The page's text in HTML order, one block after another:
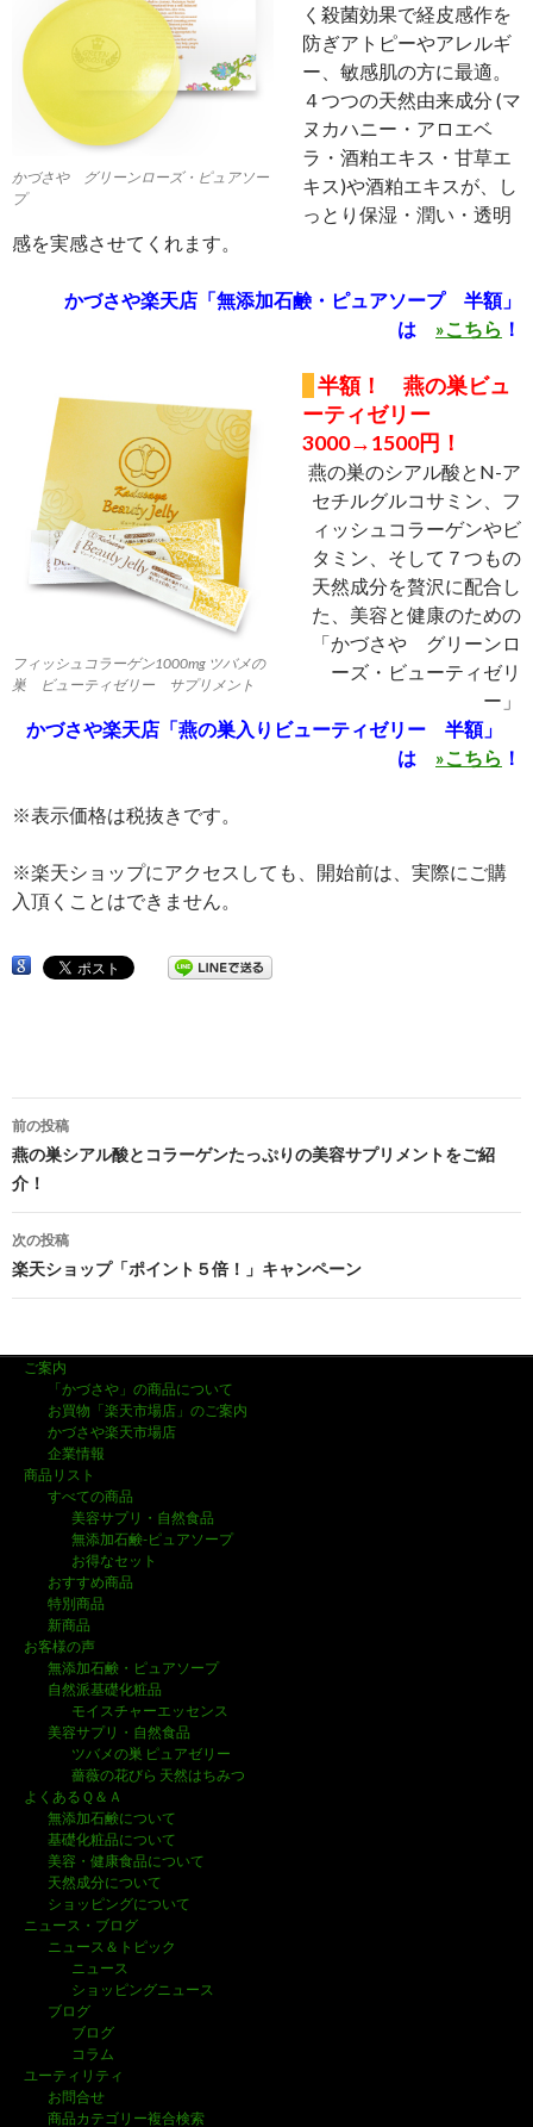
かづさや グリーンローズ・ピュアソー
プ
く殺菌効果で経皮感作を
防ぎアトピーやアレルギ
ー、敏感肌の方に最適。
４つつの天然由来成分 (マ
ヌカハニー・アロエベ
ラ・酒粕エキス・甘草エ
キス)や酒粕エキスが、し
っとり保湿・潤い・透明
感を実感させてくれます。
かづさや楽天店「無添加石鹸・ピュアソープ 半額」
は »こちら ！
フィッシュコラーゲン1000mg ツバメの
巣 ビューティゼリー サプリメント
半額！ 燕の巣ビュ
ーティゼリー
3000→1500円！
燕の巣のシアル酸とN-ア
セチルグルコサミン、フ
ィッシュコラーゲンやビ
タミン、そして７つもの
天然成分を贅沢に配合し
た、美容と健康のための
「かづさや グリーンロ
ーズ・ビューティゼリ
ー」
かづさや楽天店「燕の巣入りビューティゼリー 半額」
は »こちら ！
※表示価格は税抜きです。
※楽天ショップにアクセスしても、開始前は、実際にご購
入頂くことはできません。
投
稿
ナ
ビ
ー
ン
前の投稿
燕の巣シアル酸とコラーゲンたっぷりの美容サプリメントをご紹
介！
次の投稿
楽天ショップ「ポイント５倍！」キャンペーン
ご案内
「かづさや」の商品について
お買物「楽天市場店」のご案内
かづさや楽天市場店
企業情報
商品リスト
すべての商品
美容サプリ・自然食品
無添加石鹸-ピュアソープ
お得なセット
おすすめ商品
特別商品
新商品
お客様の声
無添加石鹸・ピュアソープ
自然派基礎化粧品
モイスチャーエッセンス
美容サプリ・自然食品
ツバメの巣 ピュアゼリー
薔薇の花びら 天然はちみつ
よくあるＱ＆Ａ
無添加石鹸について
基礎化粧品について
美容・健康食品について
天然成分について
ショッピングについて
ニュース・ブログ
ニュース＆トピック
ニュース
ショッピングニュース
ブログ
ブログ
コラム
ユーティリティ
お問合せ
商品カテゴリー複合検索